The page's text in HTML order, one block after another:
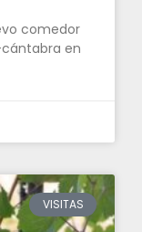
comedor
en
VISITAS